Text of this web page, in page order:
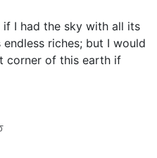
if I had the sky with all its
riches; but I would
corner of this earth if